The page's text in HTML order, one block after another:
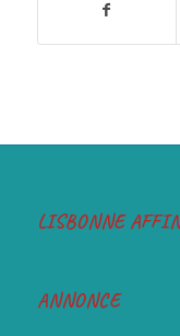
LISBONNE
ANNONCE